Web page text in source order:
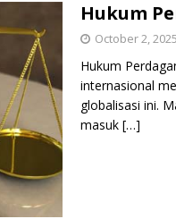
Hukum
October 2, 2025
Hukum
internasional
globalisasi ini.
masuk […]